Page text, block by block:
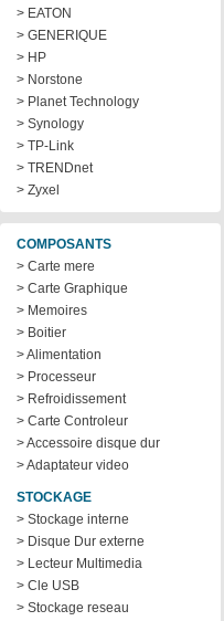
> EATON
> GENERIQUE
> HP
> Norstone
> Planet Technology
> Synology
> TP-Link
> TRENDnet
> Zyxel
COMPOSANTS
> Carte mere
> Carte Graphique
> Memoires
> Boitier
> Alimentation
> Processeur
> Refroidissement
> Carte Controleur
> Accessoire disque dur
> Adaptateur video
STOCKAGE
> Stockage interne
> Disque Dur externe
> Lecteur Multimedia
> Cle USB
> Stockage reseau